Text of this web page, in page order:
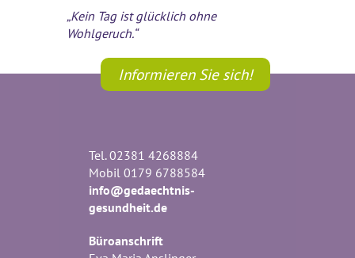
„Kein Tag ist glücklich ohne
Wohlgeruch.“
Informieren Sie sich!
Tel. 02381 4268884
Mobil 0179 6788584
info@gedaechtnis-
gesundheit.de
Büroanschrift